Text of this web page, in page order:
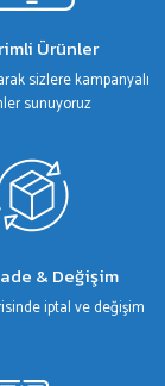
Ürünler
sizlere kampanyalı
sunuyoruz
& Değişim
iptal ve değişim